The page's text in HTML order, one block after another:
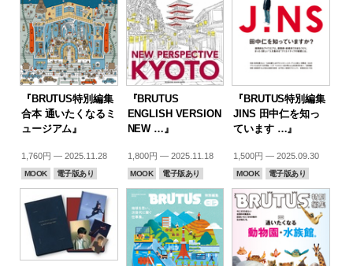
『BRUTUS特別編集
合本 通いたくなるミ
ュージアム』
1,760円 — 2025.11.28
MOOK 電子版あり
『BRUTUS
ENGLISH VERSION
NEW …』
1,800円 — 2025.11.18
MOOK 電子版あり
『BRUTUS特別編集
JINS 田中仁を知っ
ています …』
1,500円 — 2025.09.30
MOOK 電子版あり